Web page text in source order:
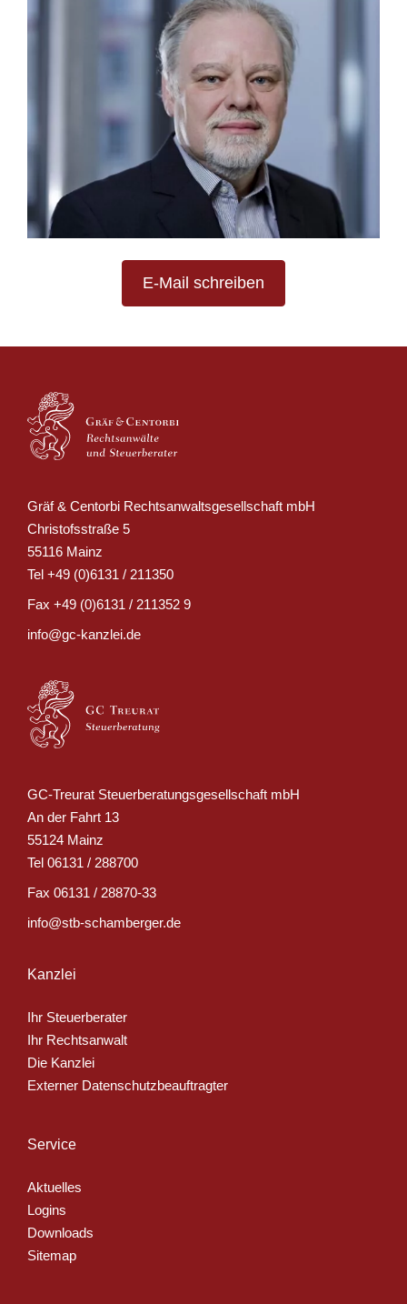
E-Mail schreiben
Gräf & Centorbi Rechtsanwaltsgesellschaft mbH
Christofsstraße 5
55116 Mainz
Tel +49 (0)6131 / 211350
Fax +49 (0)6131 / 211352 9
info@gc-kanzlei.de
Kanzlei
Ihr Steuerberater
Ihr Rechtsanwalt
Die Kanzlei
Externer Datenschutzbeauftragter
GC-Treurat Steuerberatungsgesellschaft mbH
An der Fahrt 13
55124 Mainz
Tel 06131 / 288700
Fax 06131 / 28870-33
info@stb-schamberger.de
Service
Aktuelles
Logins
Downloads
Sitemap